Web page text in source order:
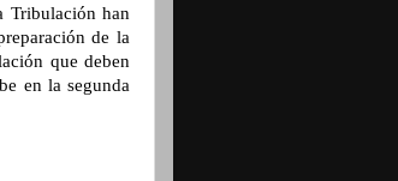
Tribulación han
de la
que deben
en la segunda